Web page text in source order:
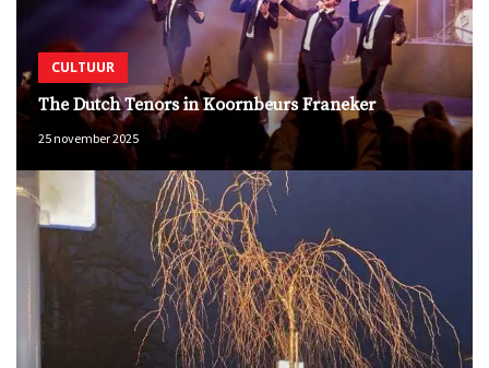
CULTUUR
The Dutch Tenors in Koornbeurs Franeker
25 november 2025